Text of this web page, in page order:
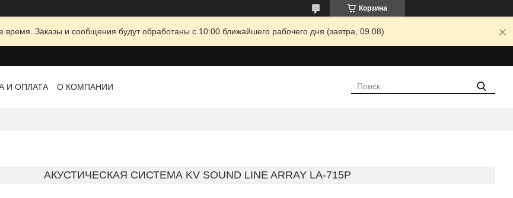
Корзина
время. Заказы и сообщения будут обработаны с 10:00 ближайшего рабочего дня (завтра, 09.08)
И ОПЛАТА О КОМПАНИИ
АКУСТИЧЕСКАЯ СИСТЕМА KV SOUND LINE ARRAY LA-715P